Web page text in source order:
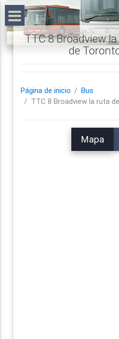
TTC 8 Broadview
de
Página de inicio
Bus
TTC 8 Broadview la ruta
Mapa